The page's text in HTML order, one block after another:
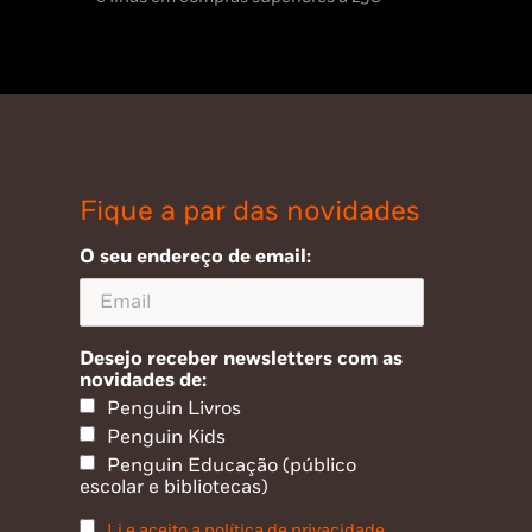
Fique a par das novidades
O seu endereço de email:
Desejo receber newsletters com as
novidades de:
Penguin Livros
Penguin Kids
Penguin Educação (público
escolar e bibliotecas)